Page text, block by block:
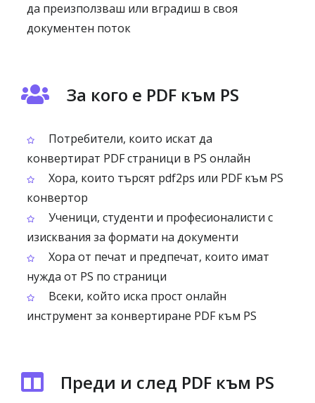
да преизползваш или вградиш в своя
документен поток
За кого е PDF към PS
Потребители, които искат да
конвертират PDF страници в PS онлайн
Хора, които търсят pdf2ps или PDF към PS
конвертор
Ученици, студенти и професионалисти с
изисквания за формати на документи
Хора от печат и предпечат, които имат
нужда от PS по страници
Всеки, който иска прост онлайн
инструмент за конвертиране PDF към PS
Преди и след PDF към PS